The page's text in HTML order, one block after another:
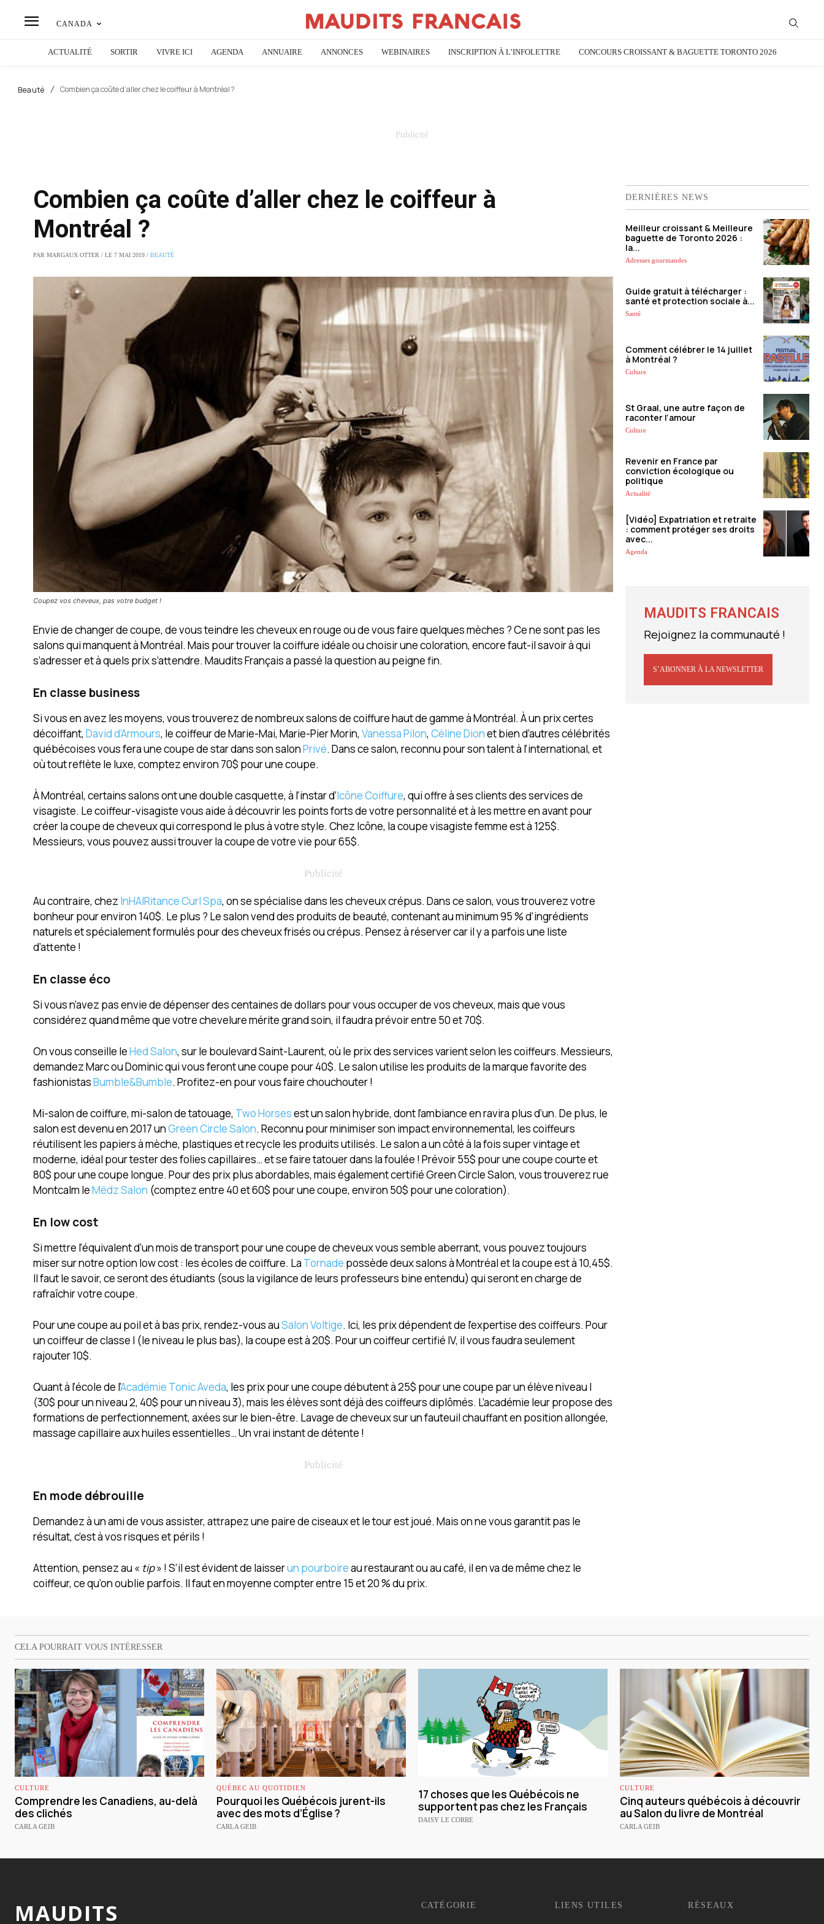
CANADA
ACTUALITÉ SORTIR VIVRE ICI AGENDA ANNUAIRE ANNONCES WEBINAIRES INSCRIPTION À L’INFOLETTRE CONCOURS CROISSANT & BAGUETTE TORONTO 2026
Beauté Combien ça coûte d’aller chez le coiffeur à Montréal ?
Combien ça coûte d’aller chez le coiffeur à
Montréal ?
PAR MARGAUX OTTER / LE 7 MAI 2019 / BEAUTÉ
Coupez vos cheveux, pas votre budget !
Envie de changer de coupe, de vous teindre les cheveux en rouge ou de vous faire quelques mèches ? Ce ne sont pas les
salons qui manquent à Montréal. Mais pour trouver la coiffure idéale ou choisir une coloration, encore faut-il savoir à qui
s’adresser et à quels prix s’attendre. Maudits Français a passé la question au peigne fin.
En classe business
Si vous en avez les moyens, vous trouverez de nombreux salons de coiffure haut de gamme à Montréal. À un prix certes
décoiffant, David d’Armours, le coiffeur de Marie-Mai, Marie-Pier Morin, Vanessa Pilon, Céline Dionet bien d’autres célébrités
québécoises vous fera une coupe de star dans son salonPrivé. Dans ce salon, reconnu pour son talent à l’international, et
où tout reflète le luxe, comptez environ 70$ pour une coupe.
À Montréal, certains salons ont une double casquette, à l’instar d’Icône Coiffure, qui offre à ses clients des services de
visagiste. Le coiffeur-visagiste vous aide à découvrir les points forts de votre personnalité et à les mettre en avant pour
créer la coupe de cheveux qui correspond le plus à votre style. Chez Icône, la coupe visagiste femme est à 125$.
Messieurs, vous pouvez aussi trouver la coupe de votre vie pour 65$.
Au contraire, chez InHAIRitance Curl Spa, on se spécialise dans les cheveux crépus. Dans ce salon, vous trouverez votre
bonheur pour environ 140$. Le plus ? Le salon vend des produits de beauté, contenant au minimum 95 % d’ingrédients
naturels et spécialement formulés pour des cheveux frisés ou crépus. Pensez à réserver car il y a parfois une liste
d’attente !
En classe éco
Si vous n’avez pas envie de dépenser des centaines de dollars pour vous occuper de vos cheveux, mais que vous
considérez quand même que votre chevelure mérite grand soin, il faudra prévoir entre 50 et 70$.
On vous conseille leHed Salon, sur le boulevard Saint-Laurent, où le prix des services varient selon les coiffeurs. Messieurs,
demandez Marc ou Dominic qui vous feront une coupe pour 40$. Le salon utilise les produits de la marque favorite des
fashionistasBumble&Bumble. Profitez-en pour vous faire chouchouter !
Mi-salon de coiffure, mi-salon de tatouage, Two Horsesest un salon hybride, dont l’ambiance en ravira plus d’un. De plus, le
salon est devenu en 2017 unGreen Circle Salon. Reconnu pour minimiser son impact environnemental, les coiffeurs
réutilisent les papiers à mèche, plastiques et recycle les produits utilisés. Le salon a un côté à la fois super vintage et
moderne, idéal pour tester des folies capillaires… et se faire tatouer dans la foulée ! Prévoir 55$ pour une coupe courte et
80$ pour une coupe longue. Pour des prix plus abordables, mais également certifié Green Circle Salon, vous trouverez rue
Montcalm leMëdz Salon (comptez entre 40 et 60$ pour une coupe, environ 50$ pour une coloration).
En low cost
Si mettre l’équivalent d’un mois de transport pour une coupe de cheveux vous semble aberrant, vous pouvez toujours
miser sur notre option low cost : les écoles de coiffure. La Tornade possède deux salons à Montréal et la coupe est à 10,45$.
Il faut le savoir, ce seront des étudiants (sous la vigilance de leurs professeurs bine entendu) qui seront en charge de
rafraîchir votre coupe.
Pour une coupe au poil et à bas prix, rendez-vous auSalon Voltige. Ici, les prix dépendent de l’expertise des coiffeurs. Pour
un coiffeur de classe I (le niveau le plus bas), la coupe est à 20$. Pour un coiffeur certifié IV, il vous faudra seulement
rajouter 10$.
Quant à l’école de l’Académie Tonic Aveda, les prix pour une coupe débutent à 25$ pour une coupe par un élève niveau I
(30$ pour un niveau 2, 40$ pour un niveau 3), mais les élèves sont déjà des coiffeurs diplômés. L’académie leur propose des
formations de perfectionnement, axées sur le bien-être. Lavage de cheveux sur un fauteuil chauffant en position allongée,
massage capillaire aux huiles essentielles… Un vrai instant de détente !
En mode débrouille
Demandez à un ami de vous assister, attrapez une paire de ciseaux et le tour est joué. Mais on ne vous garantit pas le
résultat, c’est à vos risques et périls !
Attention, pensez au « tip» ! S’il est évident de laisserun pourboireau restaurant ou au café, il en va de même chez le
coiffeur, ce qu’on oublie parfois. Il faut en moyenne compter entre 15 et 20 % du prix.
DERNIÈRES NEWS
Meilleur croissant & Meilleure
baguette de Toronto 2026 :
la...
Adresses gourmandes
Guide gratuit à télécharger :
santé et protection sociale à...
Santé
Comment célébrer le 14 juillet
à Montréal ?
Culture
St Graal, une autre façon de
raconter l’amour
Culture
Revenir en France par
conviction écologique ou
politique
Actualité
[Vidéo] Expatriation et retraite
: comment protéger ses droits
avec...
Agenda
MAUDITS FRANCAIS
Rejoignez la communauté !
S’ABONNER À LA NEWSLETTER
CELA POURRAIT VOUS INTÉRESSER
CULTURE
Comprendre les Canadiens, au-delà
des clichés
CARLA GEIB
QUÉBEC AU QUOTIDIEN
Pourquoi les Québécois jurent-ils
avec des mots d’Église ?
CARLA GEIB
17 choses que les Québécois ne
supportent pas chez les Français
DAISY LE CORRE
CULTURE
Cinq auteurs québécois à découvrir
au Salon du livre de Montréal
CARLA GEIB
MAUDITS CATÉGORIE LIENS UTILES RÉSEAUX